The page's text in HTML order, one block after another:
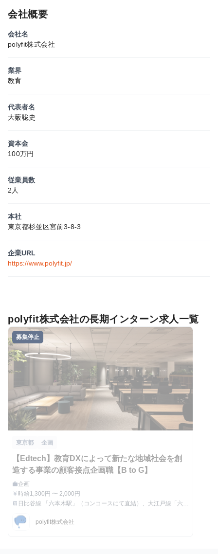
会社概要
会社名
polyfit株式会社
業界
教育
代表者名
大薮聡史
資本金
100万円
従業員数
2人
本社
東京都杉並区宮前3-8-3
企業URL
https://www.polyfit.jp/
polyfit株式会社の長期インターン求人一覧
募集停止
東京都 企画
【Edtech】教育DXによって新たな地域社会を創
造する事業の顧客接点企画職【B to G】
職種
work企画
給与
currency_yen 時給1,300円 〜 2,000円
最寄駅
train 日比谷線 「六本木駅」（コンコースにて直結）、大江戸線「六本
polyfit株式会社